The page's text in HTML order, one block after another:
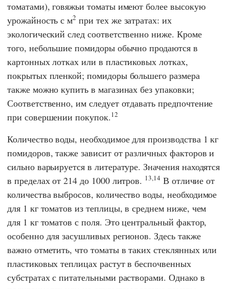
томатами), говяжьи томаты имеют более высокую
урожайность с м2 при тех же затратах: их
экологический след соответственно ниже. Кроме
того, небольшие помидоры обычно продаются в
картонных лотках или в пластиковых лотках,
покрытых пленкой; помидоры большего размера
также можно купить в магазинах без упаковки;
Соответственно, им следует отдавать предпочтение
при совершении покупок.12
Количество воды, необходимое для производства 1 кг
помидоров, также зависит от различных факторов и
сильно варьируется в литературе. Значения находятся
в пределах от 214 до 1000 литров. 13,14 В отличие от
количества выбросов, количество воды, необходимое
для 1 кг томатов из теплицы, в среднем ниже, чем
для 1 кг томатов с поля. Это центральный фактор,
особенно для засушливых регионов. Здесь также
важно отметить, что томаты в таких стеклянных или
пластиковых теплицах растут в беспочвенных
субстратах с питательными растворами. Однако в